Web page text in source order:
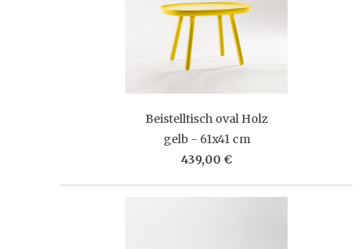
Beistelltisch oval Holz
gelb - 61x41 cm
439,00 €